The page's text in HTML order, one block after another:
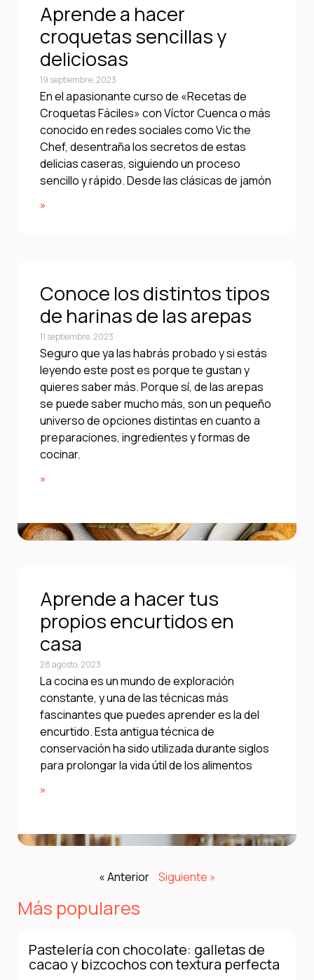
Aprende a hacer
croquetas sencillas y
deliciosas
19 septiembre, 2023
En el apasionante curso de «Recetas de
Croquetas Fáciles» con Víctor Cuenca o más
conocido en redes sociales como Vic the
Chef, desentraña los secretos de estas
delicias caseras, siguiendo un proceso
sencillo y rápido. Desde las clásicas de jamón
»
Conoce los distintos tipos
de harinas de las arepas
11 septiembre, 2023
Seguro que ya las habrás probado y si estás
leyendo este post es porque te gustan y
quieres saber más. Porque sí, de las arepas
se puede saber mucho más, son un pequeño
universo de opciones distintas en cuanto a
preparaciones, ingredientes y formas de
cocinar.
»
Aprende a hacer tus
propios encurtidos en
casa
28 agosto, 2023
La cocina es un mundo de exploración
constante, y una de las técnicas más
fascinantes que puedes aprender es la del
encurtido. Esta antigua técnica de
conservación ha sido utilizada durante siglos
para prolongar la vida útil de los alimentos
»
« Anterior Siguiente »
Más populares
Pastelería con chocolate: galletas de
cacao y bizcochos con textura perfecta